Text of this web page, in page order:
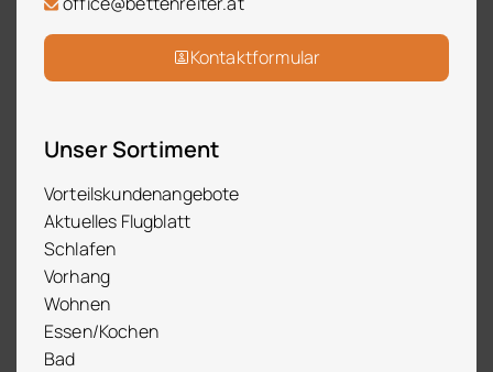
Kontaktformular
Unser Sortiment
Vorteilskundenangebote
Aktuelles Flugblatt
Schlafen
Vorhang
Wohnen
Essen/Kochen
Bad